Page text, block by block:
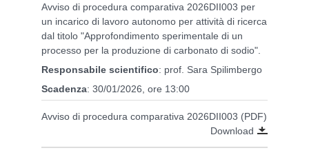
Avviso di procedura comparativa 2026DII003 per
un incarico di lavoro autonomo per attività di ricerca
dal titolo "Approfondimento sperimentale di un
processo per la produzione di carbonato di sodio".
Responsabile scientifico: prof. Sara Spilimbergo
Scadenza: 30/01/2026, ore 13:00
Avviso di procedura comparativa 2026DII003 (PDF)
Download